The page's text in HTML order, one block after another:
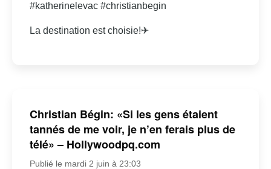
#katherinelevac #christianbegin
La destination est choisie!✈
Christian Bégin: «Si les gens étaient
tannés de me voir, je n’en ferais plus de
télé» – Hollywoodpq.com
Publié le mardi 2 juin à 23:03